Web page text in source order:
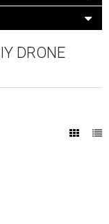
DRONE